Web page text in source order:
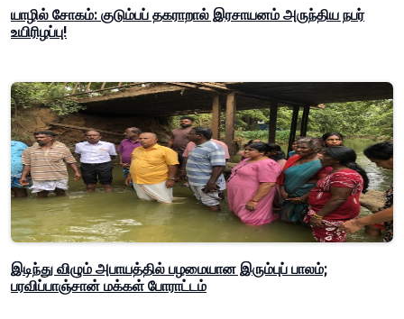
யாழில் சோகம்: குடும்பப் தகராறால் இரசாயனம் அருந்திய நபர்
உயிரிழப்பு!
இடிந்து விழும் அபாயத்தில் பழமையான இரும்புப் பாலம்;
பரவிப்பாஞ்சான் மக்கள் போராட்டம்